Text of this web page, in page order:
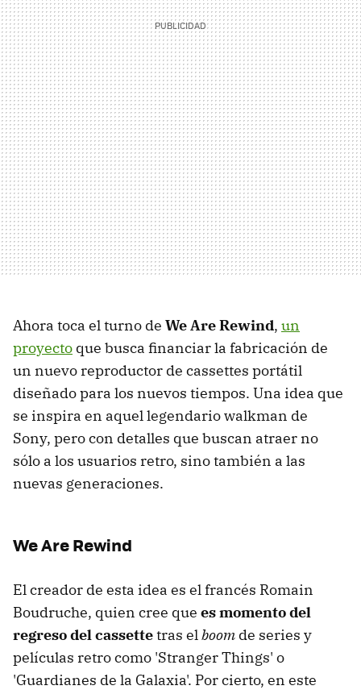
Ahora toca el turno de We Are Rewind, un
proyecto que busca financiar la fabricación de
un nuevo reproductor de cassettes portátil
diseñado para los nuevos tiempos. Una idea que
se inspira en aquel legendario walkman de
Sony, pero con detalles que buscan atraer no
sólo a los usuarios retro, sino también a las
nuevas generaciones.
We Are Rewind
El creador de esta idea es el francés Romain
Boudruche, quien cree que es momento del
regreso del cassettetras elboom de series y
películas retro como 'Stranger Things' o
'Guardianes de la Galaxia'. Por cierto, en este